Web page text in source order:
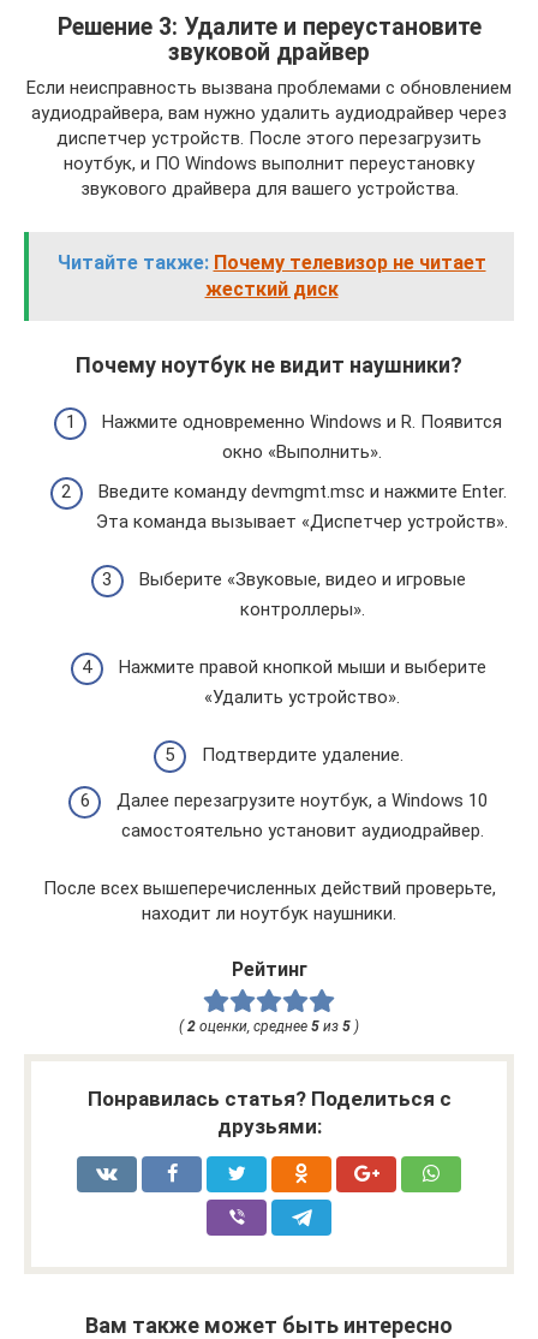
Решение 3: Удалите и переустановите
звуковой драйвер
Если неисправность вызвана проблемами с обновлением
аудиодрайвера, вам нужно удалить аудиодрайвер через
диспетчер устройств. После этого перезагрузить
ноутбук, и ПО Windows выполнит переустановку
звукового драйвера для вашего устройства.
Читайте также: Почему телевизор не читает
жесткий диск
Почему ноутбук не видит наушники?
Нажмите одновременно Windows и R. Появится
окно «Выполнить».
Введите команду devmgmt.msc и нажмите Enter.
Эта команда вызывает «Диспетчер устройств».
Выберите «Звуковые, видео и игровые
контроллеры».
Нажмите правой кнопкой мыши и выберите
«Удалить устройство».
Подтвердите удаление.
Далее перезагрузите ноутбук, а Windows 10
самостоятельно установит аудиодрайвер.
После всех вышеперечисленных действий проверьте,
находит ли ноутбук наушники.
Рейтинг
(2 оценки, среднее 5 из 5 )
Понравилась статья? Поделиться с
друзьями:
Вам также может быть интересно